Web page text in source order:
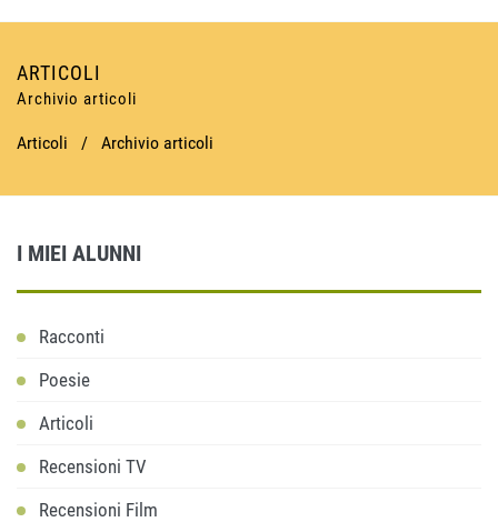
ARTICOLI
Archivio articoli
Articoli / Archivio articoli
I MIEI ALUNNI
Racconti
Poesie
Articoli
Recensioni TV
Recensioni Film